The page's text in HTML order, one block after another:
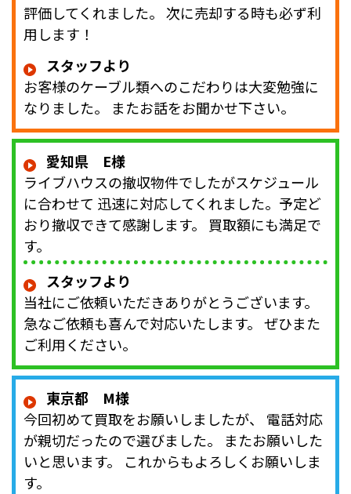
評価してくれました。 次に売却する時も必ず利
用します！
スタッフより
お客様のケーブル類へのこだわりは大変勉強に
なりました。 またお話をお聞かせ下さい。
愛知県 E様
ライブハウスの撤収物件でしたがスケジュール
に合わせて 迅速に対応してくれました。予定ど
おり撤収できて感謝します。 買取額にも満足で
す。
スタッフより
当社にご依頼いただきありがとうございます。
急なご依頼も喜んで対応いたします。 ぜひまた
ご利用ください。
東京都 M様
今回初めて買取をお願いしましたが、 電話対応
が親切だったので選びました。 またお願いした
いと思います。 これからもよろしくお願いしま
す。